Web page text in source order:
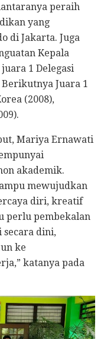
peraih
yang
di Jakarta. Juga
Kepala
juara 1 Delegasi
Juara 1
(2008),
Mariya Ernawati
akademik.
mewujudkan
diri, kreatif
perlu pembekalan
dini,
ke
katanya pada